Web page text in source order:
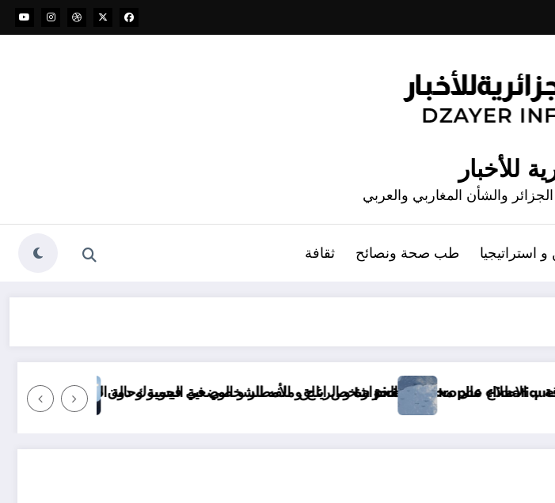
للأخبار
والشأن المغاربي والعربي
استراتيجيا طب صحة ونصائح ثقافة
La pire
الحرارة و الرياح و الأمطار و الوضعية الجوية وحالة البحر في الولايات الجزائرية اليوم موعد انخفاض الحرارة في ولايات الجزائر